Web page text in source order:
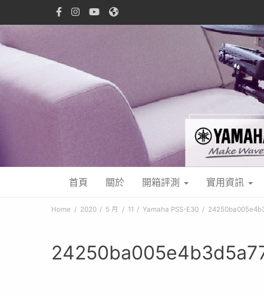
首頁 關於 開箱評測 實用資訊
Home 2020 5 月 11 Yamaha PSS-E30